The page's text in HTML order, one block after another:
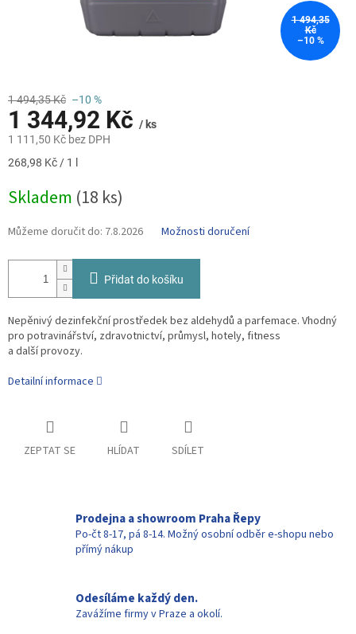
1 494,35
Kč
–10 %
1 494,35 Kč –10 %
1 344,92 Kč / ks
1 111,50 Kč bez DPH
Měrná
268,98 Kč / 1 l
Skladem (18 ks)
Můžeme doručit do: 7.8.2026 Možnosti doručení
Přidat do košíku
Nepěnivý dezinfekční prostředek bez aldehydů a parfemace. Vhodný
pro potravinářství, zdravotnictví, průmysl, hotely, fitness
a další provozy.
Detailní informace
ZEPTAT SE HLÍDAT SDÍLET
Prodejna a showroom Praha Řepy
Po-čt 8-17, pá 8-14. Možný osobní odběr e-shopu nebo
přímý nákup
Odesíláme každý den.
Zavážíme firmy v Praze a okolí.